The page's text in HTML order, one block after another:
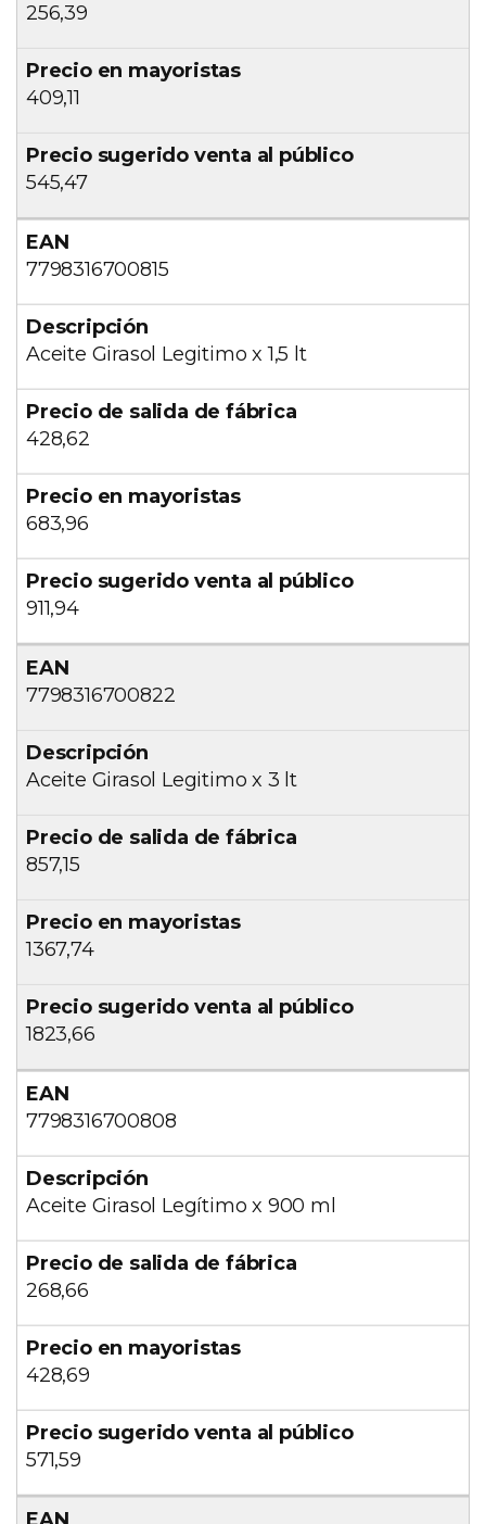
256,39
409,11
545,47
7798316700815
Aceite Girasol Legitimo x 1,5 lt
428,62
683,96
911,94
7798316700822
Aceite Girasol Legitimo x 3 lt
857,15
1367,74
1823,66
7798316700808
Aceite Girasol Legítimo x 900 ml
268,66
428,69
571,59